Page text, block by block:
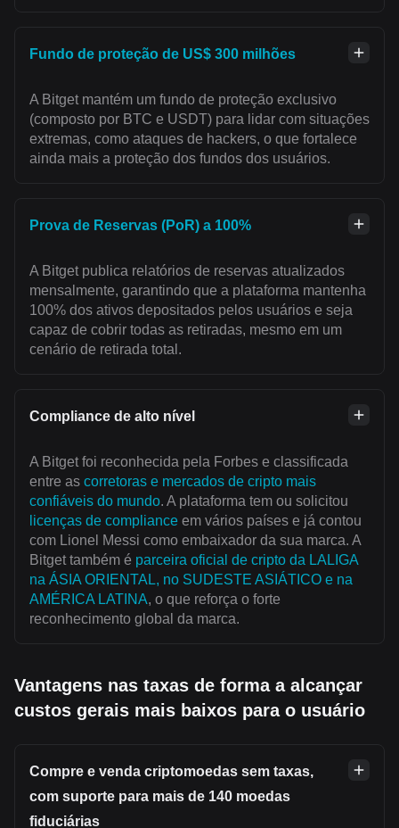
Fundo de proteção de US$ 300 milhões
A Bitget mantém um fundo de proteção exclusivo
(composto por BTC e USDT) para lidar com situações
extremas, como ataques de hackers, o que fortalece
ainda mais a proteção dos fundos dos usuários.
Prova de Reservas (PoR) a 100%
A Bitget publica relatórios de reservas atualizados
mensalmente, garantindo que a plataforma mantenha
100% dos ativos depositados pelos usuários e seja
capaz de cobrir todas as retiradas, mesmo em um
cenário de retirada total.
Compliance de alto nível
A Bitget foi reconhecida pela Forbes e classificada
entre as corretoras e mercados de cripto mais
confiáveis do mundo. A plataforma tem ou solicitou
licenças de compliance em vários países e já contou
com Lionel Messi como embaixador da sua marca. A
Bitget também é parceira oficial de cripto da LALIGA
na ÁSIA ORIENTAL, no SUDESTE ASIÁTICO e na
AMÉRICA LATINA, o que reforça o forte
reconhecimento global da marca.
Vantagens nas taxas de forma a alcançar
custos gerais mais baixos para o usuário
Compre e venda criptomoedas sem taxas,
com suporte para mais de 140 moedas
fiduciárias